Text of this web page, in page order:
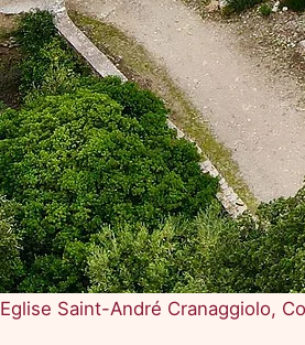
Eglise Saint-André Cranaggiolo,